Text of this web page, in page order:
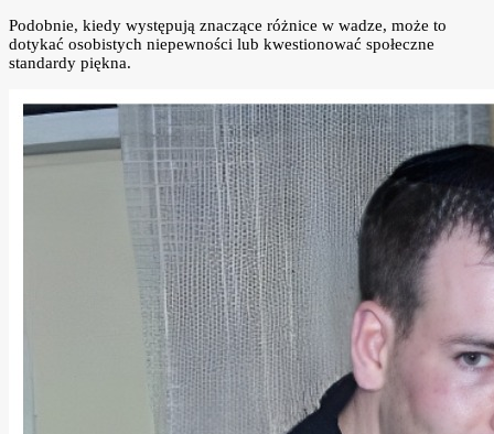
Podobnie, kiedy występują znaczące różnice w wadze, może to
dotykać osobistych niepewności lub kwestionować społeczne
standardy piękna.